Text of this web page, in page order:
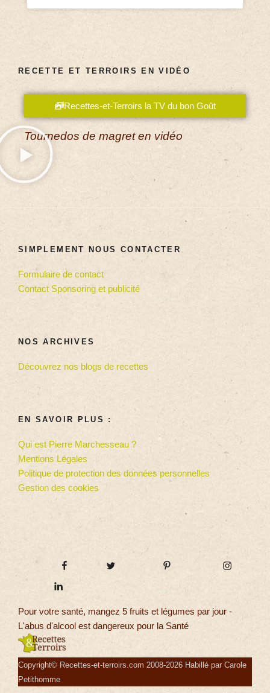
RECETTE ET TERROIRS EN VIDÉO
Recettes-et-Terroirs la TV du bon Goût
Tournedos de magret en vidéo
SIMPLEMENT NOUS CONTACTER
Formulaire de contact
Contact Sponsoring et publicité
NOS ARCHIVES
Découvrez nos blogs de recettes
EN SAVOIR PLUS :
Qui est Pierre Marchesseau ?
Mentions Légales
Politique de protection des données personnelles
Gestion des cookies
Pour votre santé, mangez 5 fruits et légumes par jour -
L'abus d'alcool est dangereux pour la Santé
Copyright© Recettes-et-terroirs.com 2008-2026 Habillé par Carole
Petithomme